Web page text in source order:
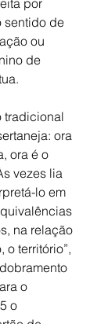
por
sentido de
ou
de
tradicional
ora
ora é o
vezes lia
lo em
na relação
o território”,
o
o